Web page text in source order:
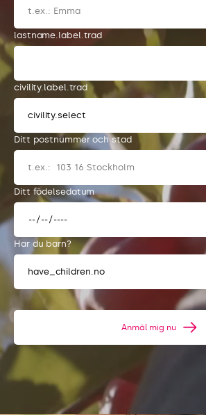
lastname.label.trad
civility.label.trad
civility.select
Ditt postnummer och stad
Ditt födelsedatum
Har du barn?
have_children.no
Anmäl mig nu